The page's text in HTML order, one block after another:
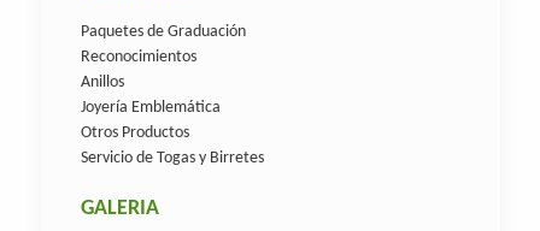
Paquetes de Graduación
Reconocimientos
Anillos
Joyería Emblemática
Otros Productos
Servicio de Togas y Birretes
GALERIA